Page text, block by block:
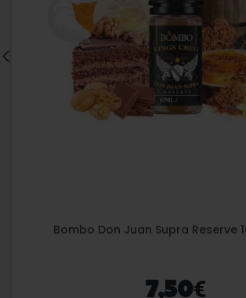
Bombo Don Juan Supra Reserve
7,50€